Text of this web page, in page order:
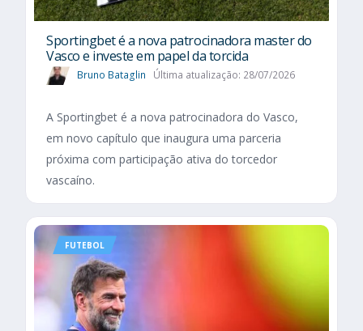
Sportingbet é a nova patrocinadora master do
Vasco e investe em papel da torcida
Bruno Bataglin Última atualização: 28/07/2026
A Sportingbet é a nova patrocinadora do Vasco,
em novo capítulo que inaugura uma parceria
próxima com participação ativa do torcedor
vascaíno.
FUTEBOL